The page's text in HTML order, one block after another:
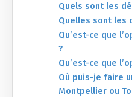
Quels sont les
Quelles sont les
Qu’est-ce que
?
Qu’est-ce que
Où puis-je faire
Montpellier ou